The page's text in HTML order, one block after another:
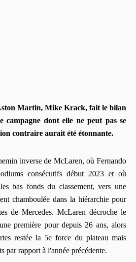
Martin, Mike Krack, fait le bilan
campagne dont elle ne peut pas se
contraire aurait été étonnante.
inverse de McLaren, où Fernando
consécutifs début 2023 et où
bas fonds du classement, vers une
chamboulée dans la hiérarchie pour
de Mercedes. McLaren décroche le
première pour depuis 26 ans, alors
restée la 5e force du plateau mais
par rapport à l'année précédente.